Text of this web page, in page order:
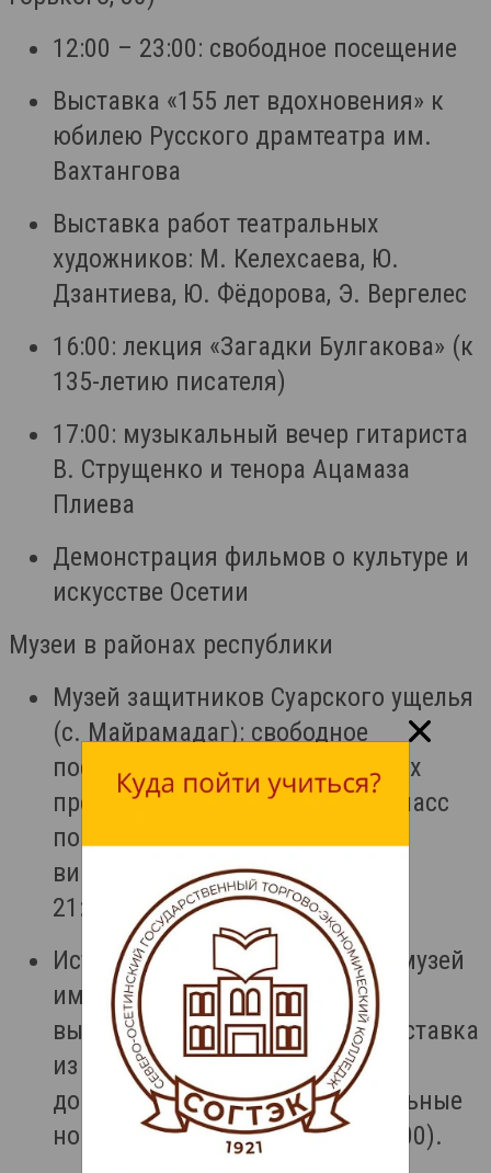
12:00 – 23:00: свободное посещение
Выставка «155 лет вдохновения» к
юбилею Русского драмтеатра им.
Вахтангова
Выставка работ театральных
художников: М. Келехсаева, Ю.
Дзантиева, Ю. Фёдорова, Э. Вергелес
16:00: лекция «Загадки Булгакова» (к
135-летию писателя)
17:00: музыкальный вечер гитариста
В. Струщенко и тенора Ацамаза
Плиева
Демонстрация фильмов о культуре и
искусстве Осетии
Музеи в районах республики
Музей защитников Суарского ущелья
(с. Майрамадаг): свободное
посещение, выставка старинных
предметов из дерева, мастер-класс
по старинной письменности,
викторины, кинопоказ (12:00 –
21:00).
Историко-мемориальный дом-музей
им. Г.А. Цаголова (г. Дигора):
выставка детского рисунка, выставка
из личной коллекции жителя,
доклады школьников, музыкальные
номера, кинопоказ (12:00 – 21:00).